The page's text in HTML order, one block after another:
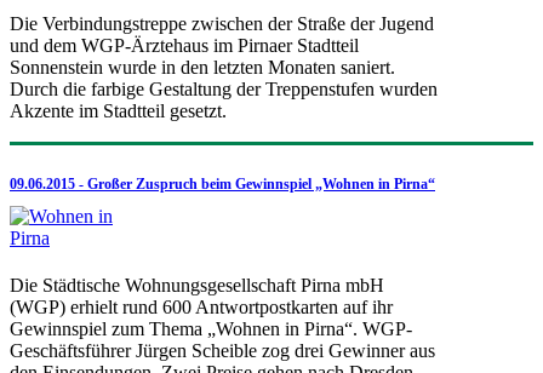
Die Verbindungstreppe zwischen der Straße der Jugend
und dem WGP-Ärztehaus im Pirnaer Stadtteil
Sonnenstein wurde in den letzten Monaten saniert.
Durch die farbige Gestaltung der Treppenstufen wurden
Akzente im Stadtteil gesetzt.
09.06.2015 - Großer Zuspruch beim Gewinnspiel „Wohnen in Pirna“
Die Städtische Wohnungsgesellschaft Pirna mbH
(WGP) erhielt rund 600 Antwortpostkarten auf ihr
Gewinnspiel zum Thema „Wohnen in Pirna“. WGP-
Geschäftsführer Jürgen Scheible zog drei Gewinner aus